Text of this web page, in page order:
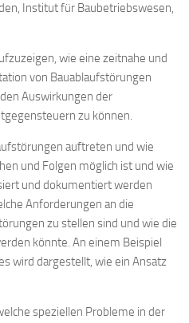
Institut für Baubetriebswesen,
wie eine zeitnahe und
von Bauablaufstörungen
Auswirkungen der
zu können.
auftreten und wie
und Folgen möglich ist und wie
und dokumentiert werden
Anforderungen an die
zu stellen sind und wie die
könnte. An einem Beispiel
wird dargestellt, wie ein Ansatz
speziellen Probleme in der